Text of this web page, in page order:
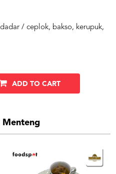
/ ceplok, bakso, kerupuk,
ADD TO CART
Menteng